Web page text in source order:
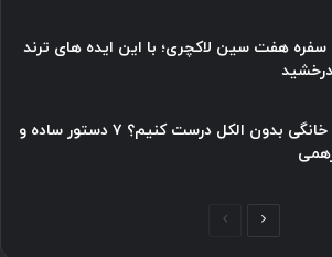
هفت سین لاکچری؛ با این ایده های ترند
چطور نوشیدنی موکتل خانگی بدون الکل درست کنیم؟ ۷ دستور ساده و